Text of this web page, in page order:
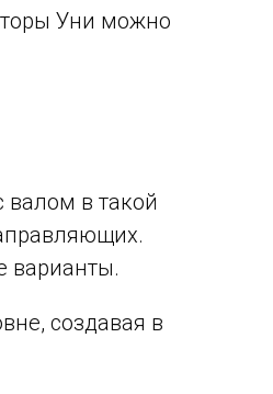
Уни можно
в такой
варианты.
создавая в